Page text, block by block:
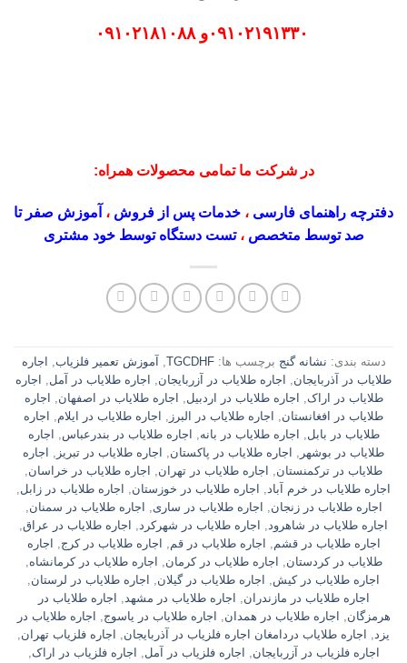
۰۹۱۰۲۱۹۱۳۳۰و۰۹۱۰۲۱۸۱۰۸۸
در شرکت ما تمامی محصولات همراه:
دفترچه راهنمای فارسی ، خدمات پس از فروش ، آموزش صفر تا
صد توسط متخصص ،تست دستگاه توسط خود مشتری
دسته بندی: نشانه گنج برچسب ها:TGCDHF
, آموزش تعمیر فلزیاب,
اجاره
طلایاب در آذربایجان, اجاره طلایاب در آزربایجان, اجاره طلایاب در آمل,
اجاره
طلایاب در اراک, اجاره طلایاب در اردبیل, اجاره طلایاب در اصفهان,
اجاره
طلایاب در افغانستان, اجاره طلایاب در البرز , اجاره طلایاب در ایلام,
اجاره
طلایاب در بابل, اجاره طلایاب در بانه, اجاره طلایاب در بندرعباس,
اجاره
طلایاب در بوشهر , اجاره طلایاب در پاکستان, اجاره طلایاب در تبریز ,
اجاره
طلایاب در ترکمنستان, اجاره طلایاب در تهران, اجاره طلایاب در خراسان,
اجاره طلایاب در خرم آباد, اجاره طلایاب در خوزستان, اجاره طلایاب در زابل,
اجاره طلایاب در زنجان, اجاره طلایاب در ساری, اجاره طلایاب در سمنان,
اجاره طلایاب در شاهرود, اجاره طلایاب در شهرکرد, اجاره طلایاب در عراق,
اجاره طلایاب در قشم, اجاره طلایاب در قم, اجاره طلایاب در کرج,
اجاره
طلایاب در کردستان, اجاره طلایاب در کرمان, اجاره طلایاب در کرمانشاه,
اجاره طلایاب در کیش, اجاره طلایاب در گیلان, اجاره طلایاب در لرستان,
اجاره طلایاب در مازندران, اجاره طلایاب در مشهد,
اجاره طلایاب در
هرمزگان, اجاره طلایاب در همدان, اجاره طلایاب در یاسوج,
اجاره طلایاب در
یزد, اجاره طلایاب دردامغان اجاره فلزیاب در آذربایجان, اجاره فلزیاب تهران,
اجاره فلزیاب در آزربایجان, اجاره فلزیاب در آمل, اجاره فلزیاب در اراک,